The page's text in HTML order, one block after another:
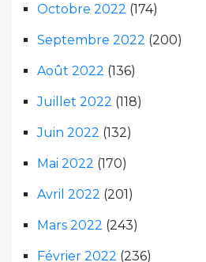
Octobre 2022 (174)
Septembre 2022 (200)
Août 2022 (136)
Juillet 2022 (118)
Juin 2022 (132)
Mai 2022 (170)
Avril 2022 (201)
Mars 2022 (243)
Février 2022 (236)